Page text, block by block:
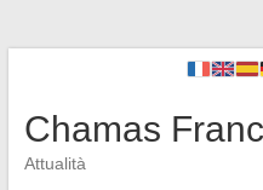
Chamas
Attualità